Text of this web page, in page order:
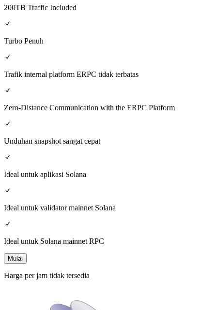
200TB Traffic Included
Turbo Penuh
Trafik internal platform ERPC tidak terbatas
Zero-Distance Communication with the ERPC Platform
Unduhan snapshot sangat cepat
Ideal untuk aplikasi Solana
Ideal untuk validator mainnet Solana
Ideal untuk Solana mainnet RPC
Mulai
Harga per jam tidak tersedia